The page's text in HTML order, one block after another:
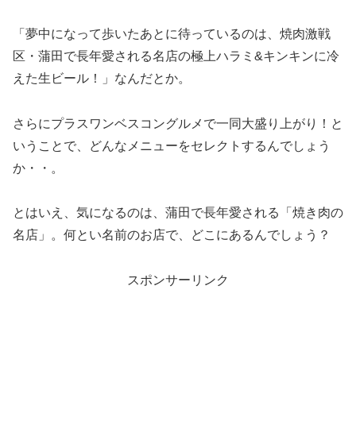
「夢中になって歩いたあとに待っているのは、焼肉激戦
区・蒲田で長年愛される名店の極上ハラミ&キンキンに冷
えた生ビール！」なんだとか。
さらにプラスワンベスコングルメで一同大盛り上がり！と
いうことで、どんなメニューをセレクトするんでしょう
か・・。
とはいえ、気になるのは、蒲田で長年愛される「焼き肉の
名店」。何とい名前のお店で、どこにあるんでしょう？
スポンサーリンク